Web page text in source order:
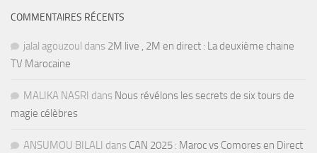
COMMENTAIRES RÉCENTS
jalal agouzoul dans 2M live , 2M en direct : La deuxième chaine
TV Marocaine
MALIKA NASRI dans Nous révélons les secrets de six tours de
magie célèbres
ANSUMOU BILALI dans CAN 2025 : Maroc vs Comores en Direct